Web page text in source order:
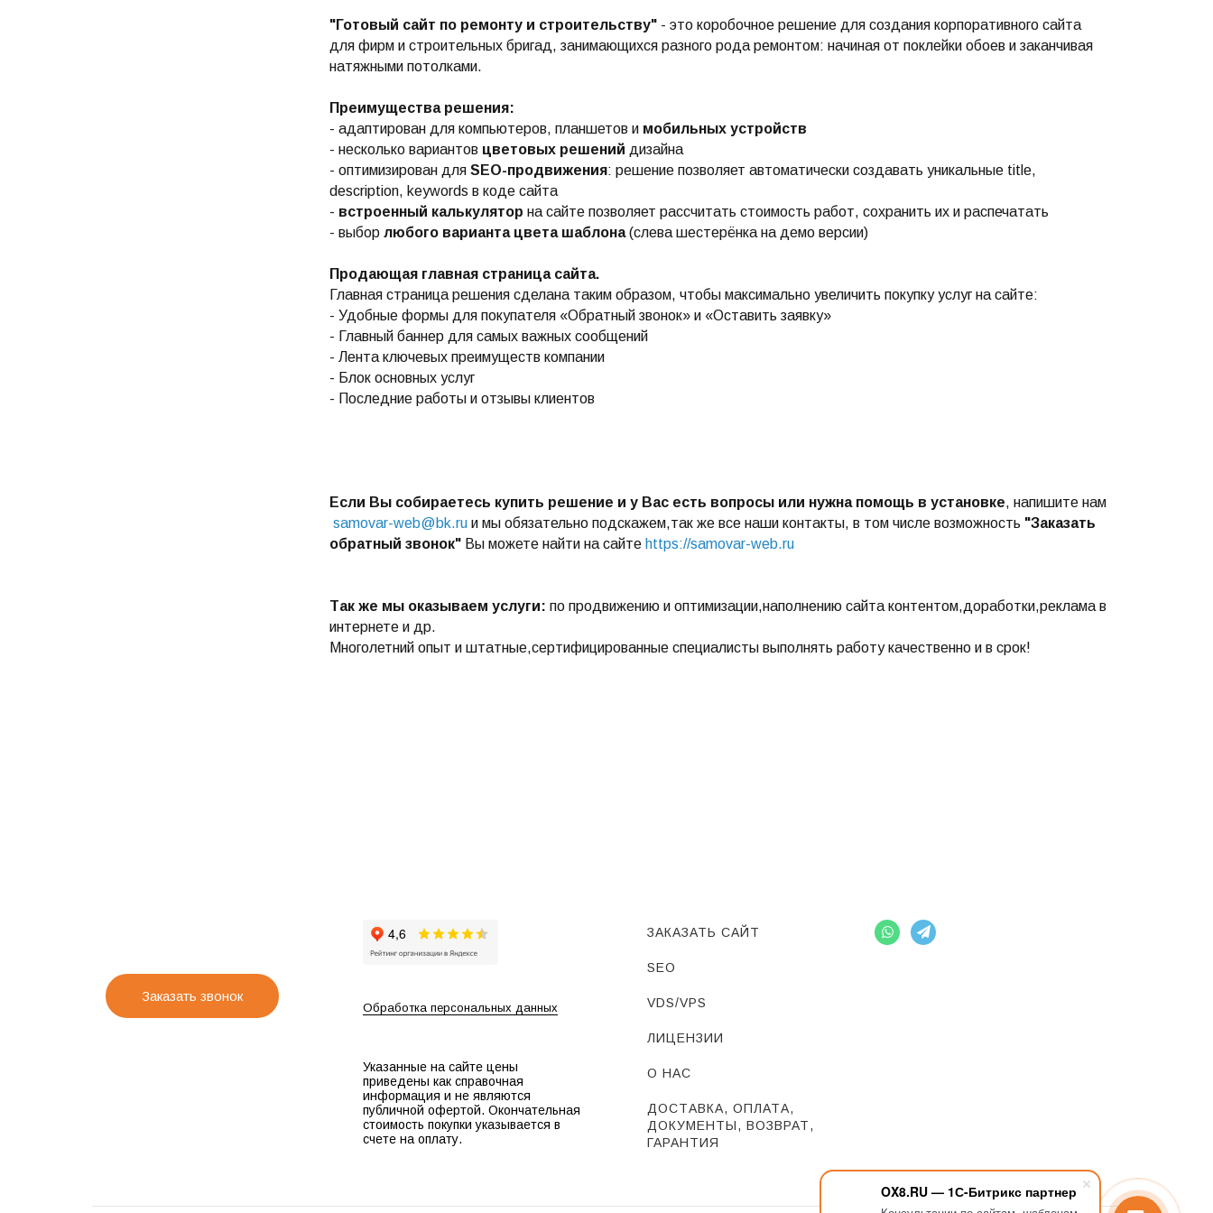
OX8.RU — 1С-Битрикс партнер
"Готовый сайт по ремонту и строительству" - это коробочное решение для создания корпоративного сайта
для фирм и строительных бригад, занимающихся разного рода ремонтом: начиная от поклейки обоев и заканчивая
натяжными потолками.
Преимущества решения:
- адаптирован для компьютеров, планшетов и мобильных устройств
- несколько вариантов цветовых решений дизайна
- оптимизирован для SEO-продвижения: решение позволяет автоматически создавать уникальные title,
description, keywords в коде сайта
- встроенный калькулятор на сайте позволяет рассчитать стоимость работ, сохранить их и распечатать
- выбор любого варианта цвета шаблона(слева шестерёнка на демо версии)
Продающая главная страница сайта.
Главная страница решения сделана таким образом, чтобы максимально увеличить покупку услуг на сайте:
- Удобные формы для покупателя «Обратный звонок» и «Оставить заявку»
- Главный баннер для самых важных сообщений
- Лента ключевых преимуществ компании
- Блок основных услуг
- Последние работы и отзывы клиентов
Если Вы собираетесь купить решение и у Вас есть вопросы или нужна помощь в установке, напишите нам
samovar-web@bk.ru и мы обязательно подскажем,так же все наши контакты, в том числе возможность "Заказать
обратный звонок" Вы можете найти на сайте https://samovar-web.ru
Так же мы оказываем услуги: по продвижению и оптимизации,наполнению сайта контентом,доработки,реклама в
интернете и др.
Многолетний опыт и штатные,сертифицированные специалисты выполнять работу качественно и в срок!
Заказать звонок
Обработка персональных данных
Указанные на сайте цены
приведены как справочная
информация и не являются
публичной офертой. Окончательная
стоимость покупки указывается в
счете на оплату.
ЗАКАЗАТЬ САЙТ
SEO
VDS/VPS
ЛИЦЕНЗИИ
О НАС
ДОСТАВКА, ОПЛАТА,
ДОКУМЕНТЫ, ВОЗВРАТ,
ГАРАНТИЯ